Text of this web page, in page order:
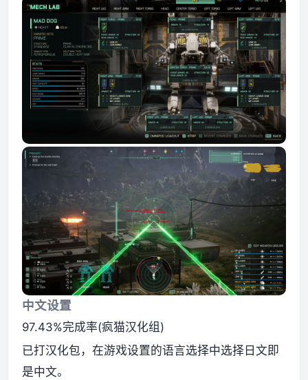
中文设置
97.43%完成率(疯猫汉化组)
已打汉化包，在游戏设置的语言选择中选择日文即
是中文。